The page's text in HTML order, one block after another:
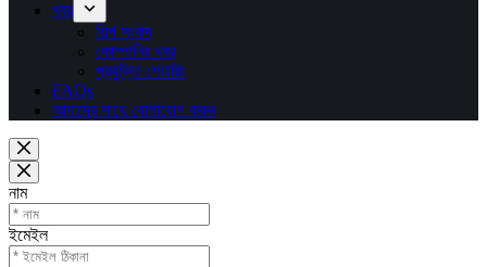
খবর
শিল্প সংবাদ
কোম্পানির খবর
প্রযুক্তি শেয়ারিং
FAQs
আমাদের সাথে যোগাযোগ করুন
নাম
ইমেইল